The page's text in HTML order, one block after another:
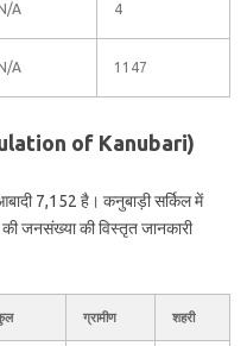
A 4
A 1147
of Kanubari)
7,152 है। कनुबाड़ी सर्किल में
जनसंख्या की विस्तृत जानकारी
ग्रामीण शहरी